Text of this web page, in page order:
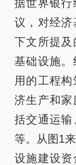
据世界银
议，对经济
下文所提
基础设施
用的工程
济生产和
括交通运输
等。从图1
设施建设